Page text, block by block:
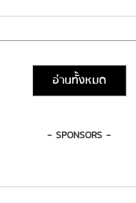
อ่านทั้งหมด
- SPONSORS -